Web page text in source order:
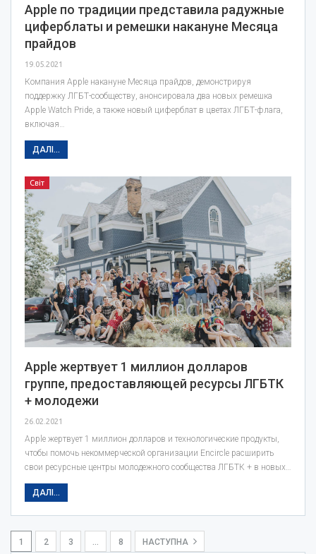
Apple по традиции представила радужные
циферблаты и ремешки накануне Месяца
прайдов
19.05.2021
Компания Apple накануне Месяца прайдов, демонстрируя
поддержку ЛГБТ-сообществу, анонсировала два новых ремешка
Apple Watch Pride, а также новый циферблат в цветах ЛГБТ-флага,
включая…
ДАЛІ...
Світ
Apple жертвует 1 миллион долларов
группе, предоставляющей ресурсы ЛГБТК
+ молодежи
26.02.2021
Apple жертвует 1 миллион долларов и технологические продукты,
чтобы помочь некоммерческой организации Encircle расширить
свои ресурсные центры молодежного сообщества ЛГБТК + в новых…
ДАЛІ...
1 2 3 8 НАСТУПНА